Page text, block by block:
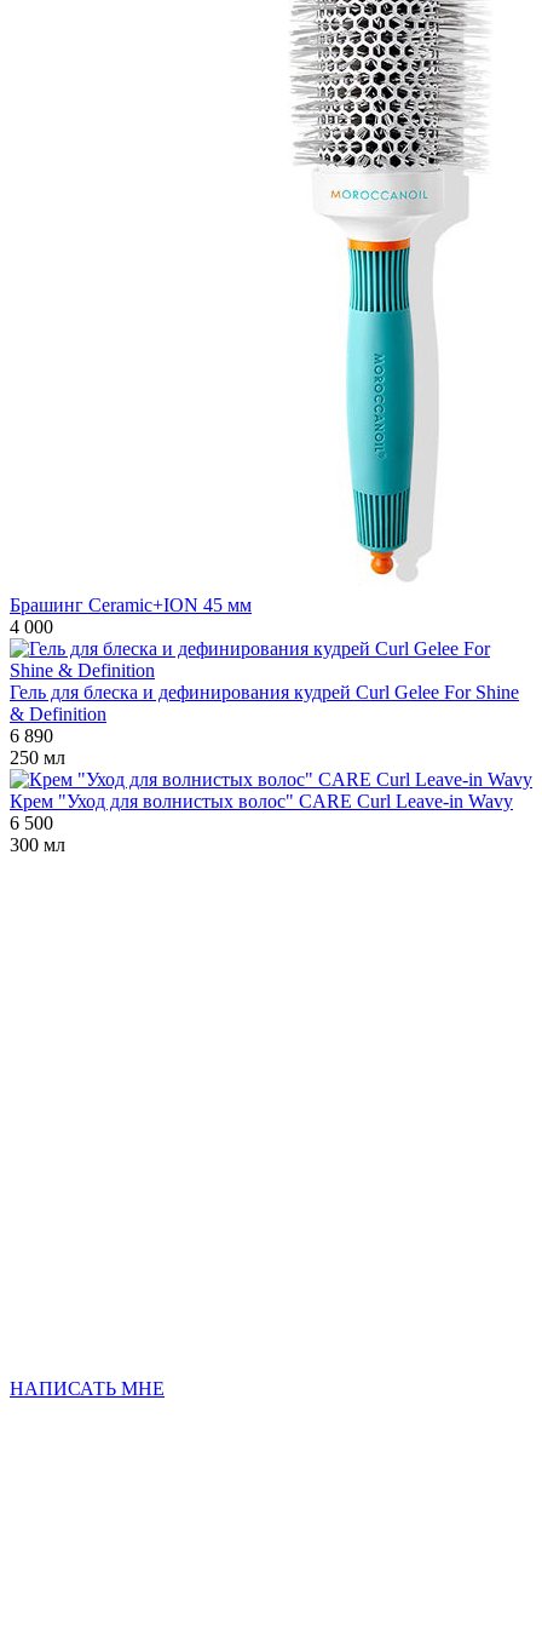
Брашинг Ceramic+ION 45 мм
4 000
Гель для блеска и дефинирования кудрей Curl Gelee For Shine
& Definition
6 890
250 мл
Крем "Уход для волнистых волос" CARE Curl Leave-in Wavy
6 500
300 мл
НАПИСАТЬ МНЕ